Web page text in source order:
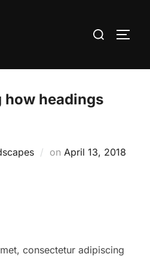
Search
headings
on Posted
April 13, 2018
consectetur adipiscing